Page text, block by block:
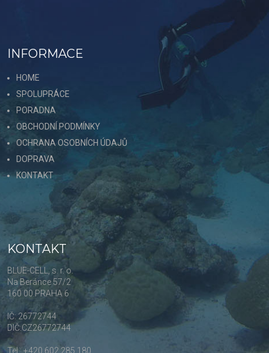
INFORMACE
HOME
SPOLUPRÁCE
PORADNA
OBCHODNÍ PODMÍNKY
OCHRANA OSOBNÍCH ÚDAJŮ
DOPRAVA
KONTAKT
KONTAKT
BLUE-CELL, s. r. o.
Na Beránce 57/2
160 00 PRAHA 6
IČ: 26772744
DIČ:CZ26772744
Tel.: +420 602 285 180